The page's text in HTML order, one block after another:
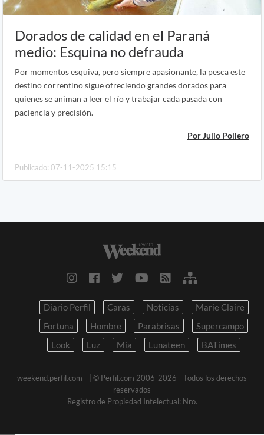
Dorados de calidad en el Paraná
medio: Esquina no defrauda
Por momentos esquiva, pero siempre apasionante, la pesca este
destino correntino sigue ofreciendo grandes dorados para
quienes se animan a leer el río y trabajar cada pasada con
paciencia y precisión.
Por Julio Pollero
Publicado: 07-11-2025 15:15
Diario Perfil Caras Noticias
Marie Claire
Fortuna
Hombre Parabrisas
Supercampo
Look
Luz Mia Lunateen BATimes
weekend.perfil.com -
| © Perfil.com 2006-2026 - Todos los derechos
reservados
Registro de Propiedad Intelectual: Nro.